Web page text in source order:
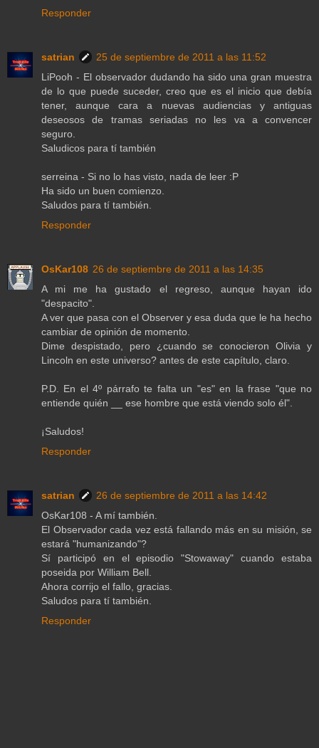
Responder
satrian
25 de septiembre de 2011 a las 11:52
LiPooh - El observador dudando ha sido una gran muestra
de lo que puede suceder, creo que es el inicio que debía
tener, aunque cara a nuevas audiencias y antiguas
deseosos de tramas seriadas no les va a convencer
seguro.
Saludicos para tí también
serreina - Si no lo has visto, nada de leer :P
Ha sido un buen comienzo.
Saludos para tí también.
Responder
OsKar108 26 de septiembre de 2011 a las 14:35
A mi me ha gustado el regreso, aunque hayan ido
"despacito".
A ver que pasa con el Observer y esa duda que le ha hecho
cambiar de opinión de momento.
Dime despistado, pero ¿cuando se conocieron Olivia y
Lincoln en este universo? antes de este capítulo, claro.
P.D. En el 4º párrafo te falta un "es" en la frase "que no
entiende quién __ ese hombre que está viendo solo él".
¡Saludos!
Responder
satrian
26 de septiembre de 2011 a las 14:42
OsKar108 - A mí también.
El Observador cada vez está fallando más en su misión, se
estará "humanizando"?
Sí participó en el episodio "Stowaway" cuando estaba
poseida por William Bell.
Ahora corrijo el fallo, gracias.
Saludos para tí también.
Responder